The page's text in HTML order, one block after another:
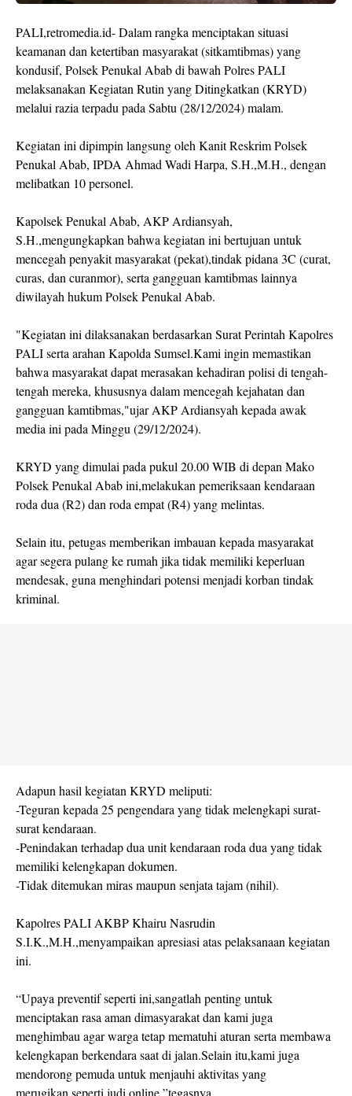
PALI,retromedia.id- Dalam rangka menciptakan situasi
keamanan dan ketertiban masyarakat (sitkamtibmas) yang
kondusif, Polsek Penukal Abab di bawah Polres PALI
melaksanakan Kegiatan Rutin yang Ditingkatkan (KRYD)
melalui razia terpadu pada Sabtu (28/12/2024) malam.
Kegiatan ini dipimpin langsung oleh Kanit Reskrim Polsek
Penukal Abab, IPDA Ahmad Wadi Harpa, S.H.,M.H., dengan
melibatkan 10 personel.
Kapolsek Penukal Abab, AKP Ardiansyah,
S.H.,mengungkapkan bahwa kegiatan ini bertujuan untuk
mencegah penyakit masyarakat (pekat),tindak pidana 3C (curat,
curas, dan curanmor), serta gangguan kamtibmas lainnya
diwilayah hukum Polsek Penukal Abab.
"Kegiatan ini dilaksanakan berdasarkan Surat Perintah Kapolres
PALI serta arahan Kapolda Sumsel.Kami ingin memastikan
bahwa masyarakat dapat merasakan kehadiran polisi di tengah-
tengah mereka, khususnya dalam mencegah kejahatan dan
gangguan kamtibmas,"ujar AKP Ardiansyah kepada awak
media ini pada Minggu (29/12/2024).
KRYD yang dimulai pada pukul 20.00 WIB di depan Mako
Polsek Penukal Abab ini,melakukan pemeriksaan kendaraan
roda dua (R2) dan roda empat (R4) yang melintas.
Selain itu, petugas memberikan imbauan kepada masyarakat
agar segera pulang ke rumah jika tidak memiliki keperluan
mendesak, guna menghindari potensi menjadi korban tindak
kriminal.
Adapun hasil kegiatan KRYD meliputi:
-Teguran kepada 25 pengendara yang tidak melengkapi surat-
surat kendaraan.
-Penindakan terhadap dua unit kendaraan roda dua yang tidak
memiliki kelengkapan dokumen.
-Tidak ditemukan miras maupun senjata tajam (nihil).
Kapolres PALI AKBP Khairu Nasrudin
S.I.K.,M.H.,menyampaikan apresiasi atas pelaksanaan kegiatan
ini.
“Upaya preventif seperti ini,sangatlah penting untuk
menciptakan rasa aman dimasyarakat dan kami juga
menghimbau agar warga tetap mematuhi aturan serta membawa
kelengkapan berkendara saat di jalan.Selain itu,kami juga
mendorong pemuda untuk menjauhi aktivitas yang
merugikan,seperti judi online,”tegasnya.